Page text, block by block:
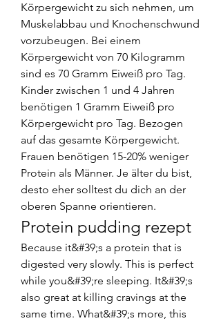
Körpergewicht zu sich nehmen, um
Muskelabbau und Knochenschwund
vorzubeugen. Bei einem
Körpergewicht von 70 Kilogramm
sind es 70 Gramm Eiweiß pro Tag.
Kinder zwischen 1 und 4 Jahren
benötigen 1 Gramm Eiweiß pro
Körpergewicht pro Tag. Bezogen
auf das gesamte Körpergewicht.
Frauen benötigen 15-20% weniger
Protein als Männer. Je älter du bist,
desto eher solltest du dich an der
oberen Spanne orientieren.
Protein pudding rezept
Because it&#39;s a protein that is
digested very slowly. This is perfect
while you&#39;re sleeping. It&#39;s
also great at killing cravings at the
same time. What&#39;s more, this